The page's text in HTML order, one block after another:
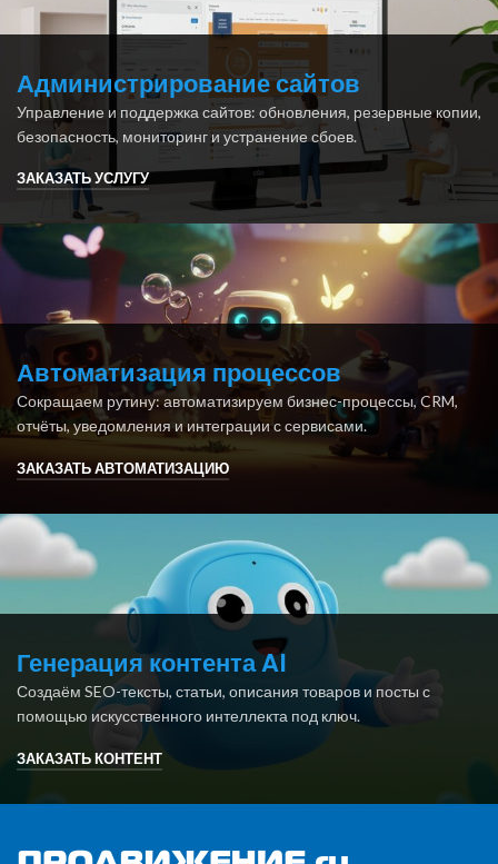
Администрирование сайтов
Управление и поддержка сайтов: обновления, резервные копии,
безопасность, мониторинг и устранение сбоев.
ЗАКАЗАТЬ УСЛУГУ
Автоматизация процессов
Сокращаем рутину: автоматизируем бизнес-процессы, CRM,
отчёты, уведомления и интеграции с сервисами.
ЗАКАЗАТЬ АВТОМАТИЗАЦИЮ
Генерация контента AI
Создаём SEO-тексты, статьи, описания товаров и посты с
помощью искусственного интеллекта под ключ.
ЗАКАЗАТЬ КОНТЕНТ